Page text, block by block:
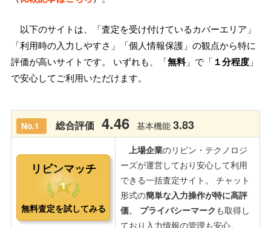
以下のサイトは、「査定を受け付けているカバーエリア」
「利用時の入力しやすさ」「個人情報保護」の観点から特に
評価が高いサイトです。 いずれも、「無料」で「 １分程度 」
で安心してご利用いただけます。